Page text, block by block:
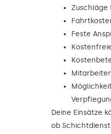
Zuschläge
Feste
Deine Einsätze
ob